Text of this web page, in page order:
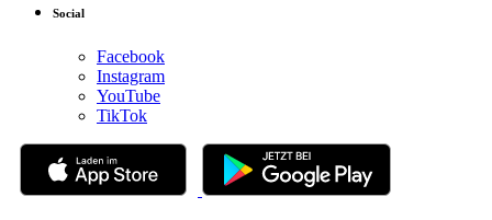
Social
Facebook
Instagram
YouTube
TikTok